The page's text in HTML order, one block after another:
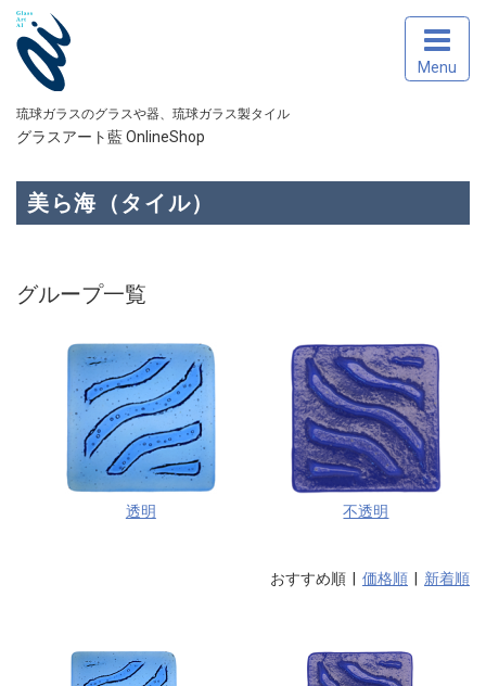
琉球ガラスのグラスや器、琉球ガラス製タイル
グラスアート藍 OnlineShop
Menu
美ら海（タイル）
グループ一覧
透明 不透明
おすすめ順 | 価格順 | 新着順